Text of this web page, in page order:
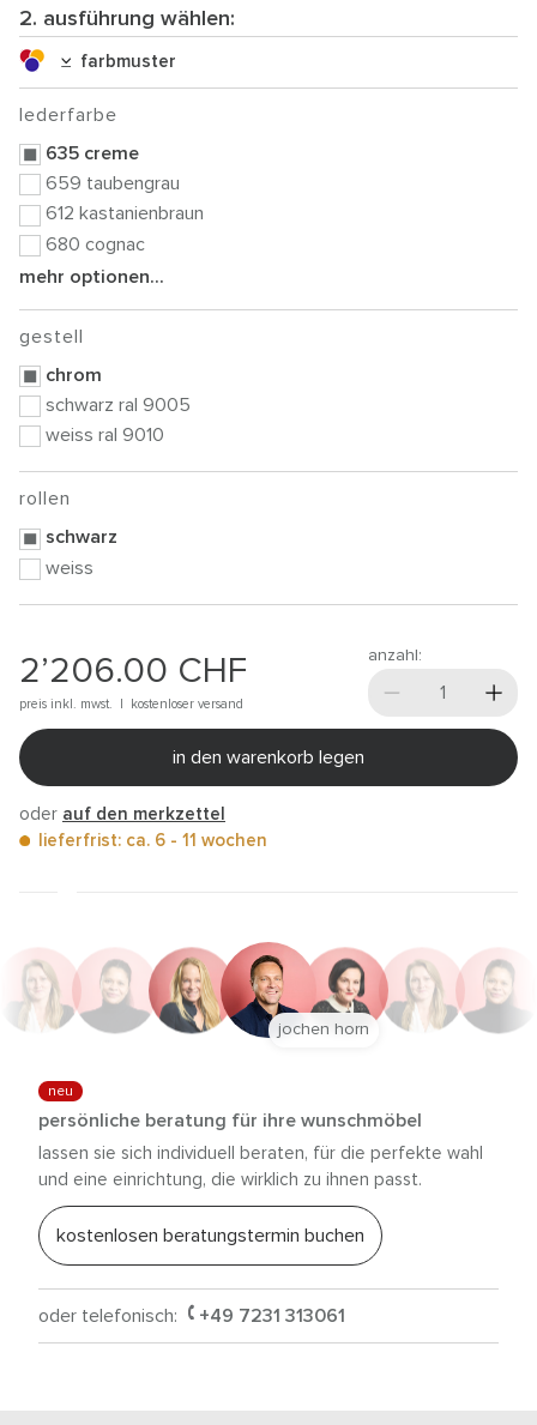
2. ausführung wählen:
farbmuster
lederfarbe
635 creme
659 taubengrau
612 kastanienbraun
680 cognac
mehr optionen...
gestell
chrom
schwarz ral 9005
weiss ral 9010
rollen
schwarz
weiss
2’206.00 CHF
preis inkl. mwst. | kostenloser versand
anzahl:
in den warenkorb legen
oder auf den merkzettel
lieferfrist: ca. 6 - 11 wochen
neu
persönliche beratung für ihre wunschmöbel
lassen sie sich individuell beraten, für die perfekte wahl
und eine einrichtung, die wirklich zu ihnen passt.
kostenlosen beratungstermin buchen
oder telefonisch: +49 7231 313061
jochen horn